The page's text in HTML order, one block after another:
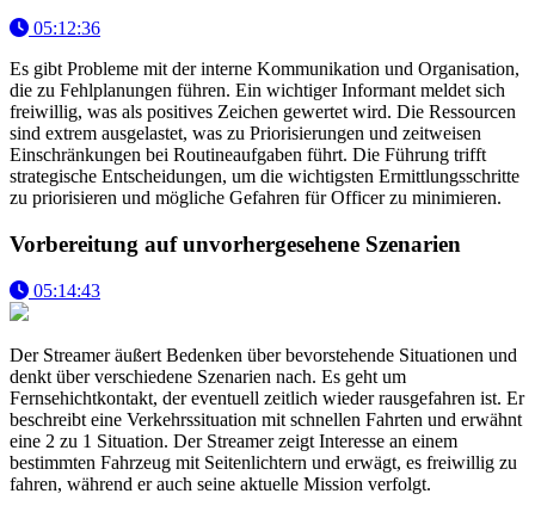
05:12:36
Es gibt Probleme mit der interne Kommunikation und Organisation,
die zu Fehlplanungen führen. Ein wichtiger Informant meldet sich
freiwillig, was als positives Zeichen gewertet wird. Die Ressourcen
sind extrem ausgelastet, was zu Priorisierungen und zeitweisen
Einschränkungen bei Routineaufgaben führt. Die Führung trifft
strategische Entscheidungen, um die wichtigsten Ermittlungsschritte
zu priorisieren und mögliche Gefahren für Officer zu minimieren.
Vorbereitung auf unvorhergesehene Szenarien
05:14:43
Der Streamer äußert Bedenken über bevorstehende Situationen und
denkt über verschiedene Szenarien nach. Es geht um
Fernsehichtkontakt, der eventuell zeitlich wieder rausgefahren ist. Er
beschreibt eine Verkehrssituation mit schnellen Fahrten und erwähnt
eine 2 zu 1 Situation. Der Streamer zeigt Interesse an einem
bestimmten Fahrzeug mit Seitenlichtern und erwägt, es freiwillig zu
fahren, während er auch seine aktuelle Mission verfolgt.